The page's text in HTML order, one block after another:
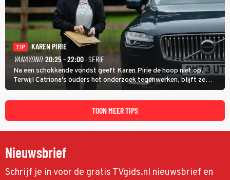
TIP
KAREN PIRIE
VANAVOND 20:25 - 22:00· SERIE
Na een schokkende vondst geeft Karen Pirie de hoop niet op.
Terwijl Catriona's ouders het onderzoek tegenwerken, blijft ze
speuren naar Adam. In deze slotaflevering van Karen Pirie leidt het
spoor via Frankrijk en Italië naar Malta.
TOON MEER TIPS
Nieuwsbrief
Schrijf je in voor de gratis TVgids.nl nieuwsbrief en